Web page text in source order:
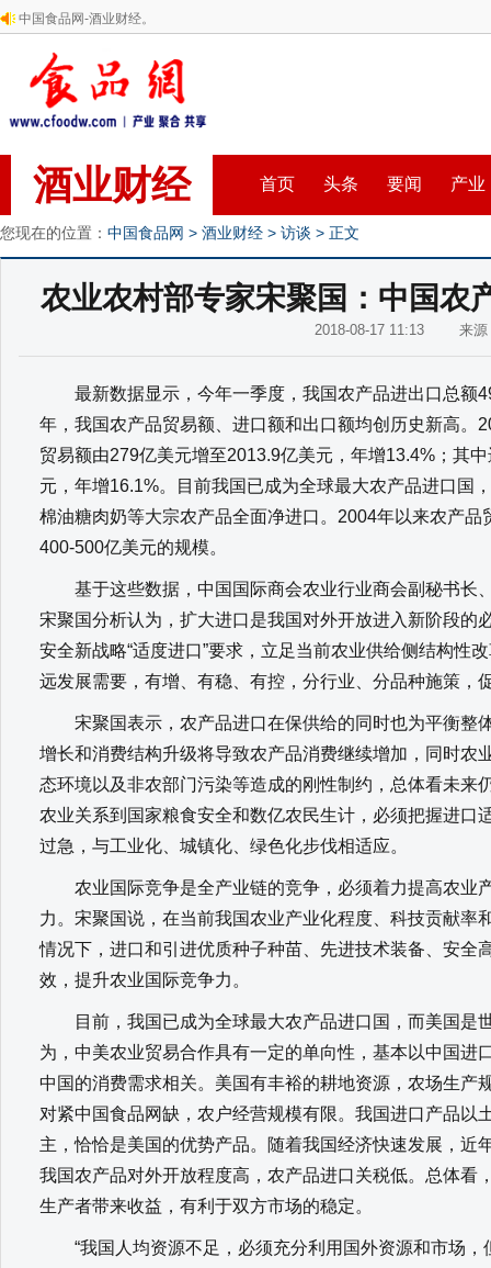
中国食品网-酒业财经。
酒业财经 首页 头条 要闻 产业
您现在的位置： 中国食品网 > 酒业财经 > 访谈 > 正文
农业农村部专家宋聚国：中国农
2018-08-17 11:13 来源
最新数据显示，今年一季度，我国农产品进出口总额
年，我国农产品贸易额、进口额和出口额均创历史新高。
贸易额由279亿美元增至2013.9亿美元，年增13.4%；其
元，年增16.1%。目前我国已成为全球最大农产品进口国
棉油糖肉奶等大宗农产品全面净进口。2004年以来农产
400-500亿美元的规模。
基于这些数据，中国国际商会农业行业商会副秘书长
宋聚国分析认为，扩大进口是我国对外开放进入新阶段的
安全新战略“适度进口”要求，立足当前农业供给侧结构性
远发展需要，有增、有稳、有控，分行业、分品种施策，
宋聚国表示，农产品进口在保供给的同时也为平衡整
增长和消费结构升级将导致农产品消费继续增加，同时农
态环境以及非农部门污染等造成的刚性制约，总体看未来
农业关系到国家粮食安全和数亿农民生计，必须把握进口
过急，与工业化、城镇化、绿色化步伐相适应。
农业国际竞争是全产业链的竞争，必须着力提高农业
力。宋聚国说，在当前我国农业产业化程度、科技贡献率
情况下，进口和引进优质种子种苗、先进技术装备、安全
效，提升农业国际竞争力。
目前，我国已成为全球最大农产品进口国，而美国是
为，中美农业贸易合作具有一定的单向性，基本以中国进
中国的消费需求相关。美国有丰裕的耕地资源，农场生产
对紧中国食品网缺，农户经营规模有限。我国进口产品以
主，恰恰是美国的优势产品。随着我国经济快速发展，近
我国农产品对外开放程度高，农产品进口关税低。总体看
生产者带来收益，有利于双方市场的稳定。
“我国人均资源不足，必须充分利用国外资源和市场，